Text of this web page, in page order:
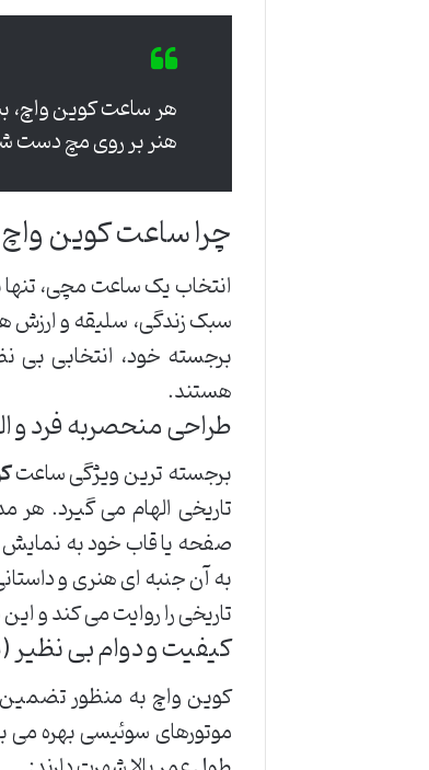
هر ساعت کوین واچ،
هنر بر روی مچ
چرا ساعت کوین واچ
انتخاب یک ساعت مچی، تنها
سبک زندگی، سلیقه و ارزش
برجسته خود، انتخابی بی
هستند.
طراحی منحصربه فرد و
برجسته ترین ویژگی ساعت
تاریخی الهام می گیرد.
صفحه یا قاب خود به نمایش
به آن جنبه ای هنری و
تاریخی را روایت می کند و
کیفیت و دوام بی
کوین واچ به منظور
موتورهای سوئیسی بهره می